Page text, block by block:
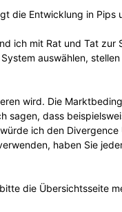
die Entwicklung in Pips
ich mit Rat und Tat zur
auswählen,
wird. Die
sagen, dass
ich den Divergence
haben Sie
die Übersichtsseite